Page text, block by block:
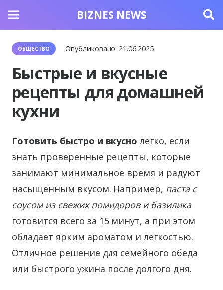
BIZNES NEWS
ОБЩЕСТВО Опубликовано: 21.06.2025
Быстрые и вкусные
рецепты для домашней
кухни
Готовить быстро и вкусно легко, если
знать проверенные рецепты, которые
занимают минимальное время и радуют
насыщенным вкусом. Например, паста с
соусом из свежих помидоров и базилика
готовится всего за 15 минут, а при этом
обладает ярким ароматом и легкостью.
Отличное решение для семейного обеда
или быстрого ужина после долгого дня.